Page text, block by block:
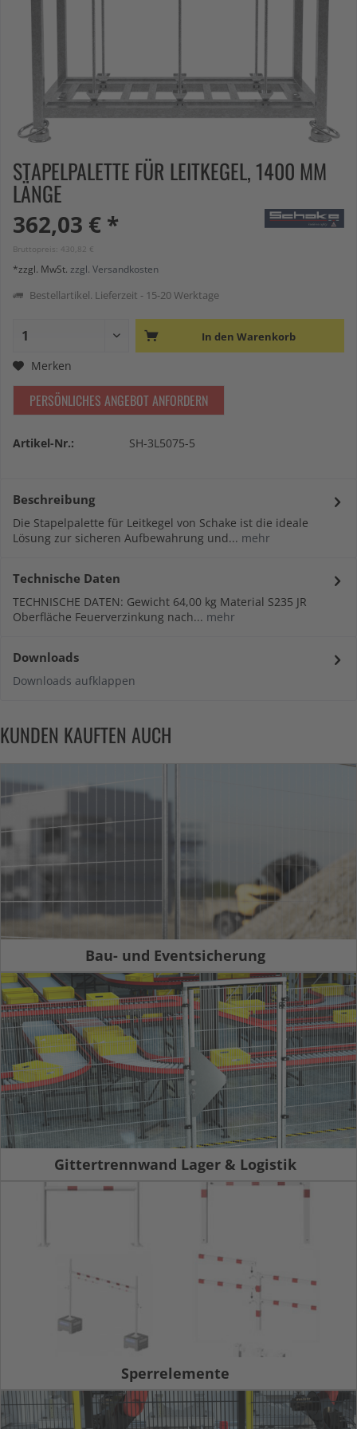
STAPELPALETTE FÜR LEITKEGEL, 1400 MM
LÄNGE
362,03 € *
Bruttopreis: 430,82 €
*zzgl. MwSt. zzgl. Versandkosten
Bestellartikel. Lieferzeit - 15-20 Werktage
In den Warenkorb
Merken
PERSÖNLICHES ANGEBOT ANFORDERN
Artikel-Nr.: SH-3L5075-5
Beschreibung
Die Stapelpalette für Leitkegel von Schake ist die ideale
Lösung zur sicheren Aufbewahrung und... mehr
Technische Daten
TECHNISCHE DATEN: Gewicht 64,00 kg Material S235 JR
Oberfläche Feuerverzinkung nach... mehr
Downloads
Downloads aufklappen
KUNDEN KAUFTEN AUCH
Bau- und Eventsicherung
Gittertrennwand Lager & Logistik
Sperrelemente